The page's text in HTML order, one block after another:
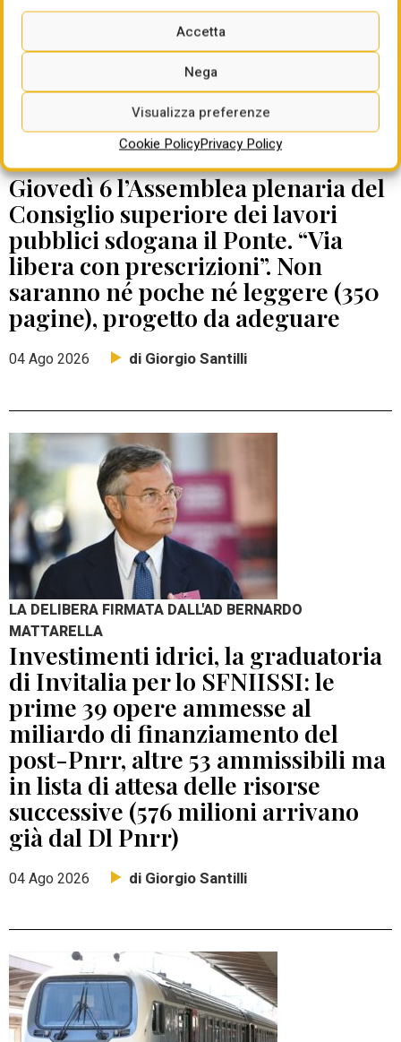
Accetta
Nega
Visualizza preferenze
Cookie PolicyPrivacy Policy
DATE DA RICORDARE
Giovedì 6 l’Assemblea plenaria del
Consiglio superiore dei lavori
pubblici sdogana il Ponte. “Via
libera con prescrizioni”. Non
saranno né poche né leggere (350
pagine), progetto da adeguare
04 Ago 2026 di Giorgio Santilli
LA DELIBERA FIRMATA DALL'AD BERNARDO
MATTARELLA
Investimenti idrici, la graduatoria
di Invitalia per lo SFNIISSI: le
prime 39 opere ammesse al
miliardo di finanziamento del
post-Pnrr, altre 53 ammissibili ma
in lista di attesa delle risorse
successive (576 milioni arrivano
già dal Dl Pnrr)
04 Ago 2026 di Giorgio Santilli